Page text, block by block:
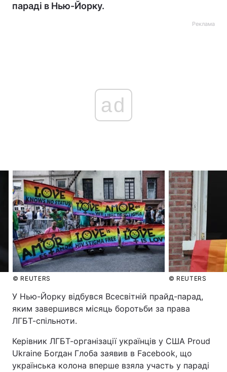
параді в Нью-Йорку.
Реклама
ad
© REUTERS © REUTERS
У Нью-Йорку відбувся Всесвітній прайд-парад,
яким завершився місяць боротьби за права
ЛГБТ-спільноти.
Керівник ЛГБТ-організації українців у США Proud
Ukraine Богдан Глоба заявив в Facebook, що
українська колона вперше взяла участь у параді